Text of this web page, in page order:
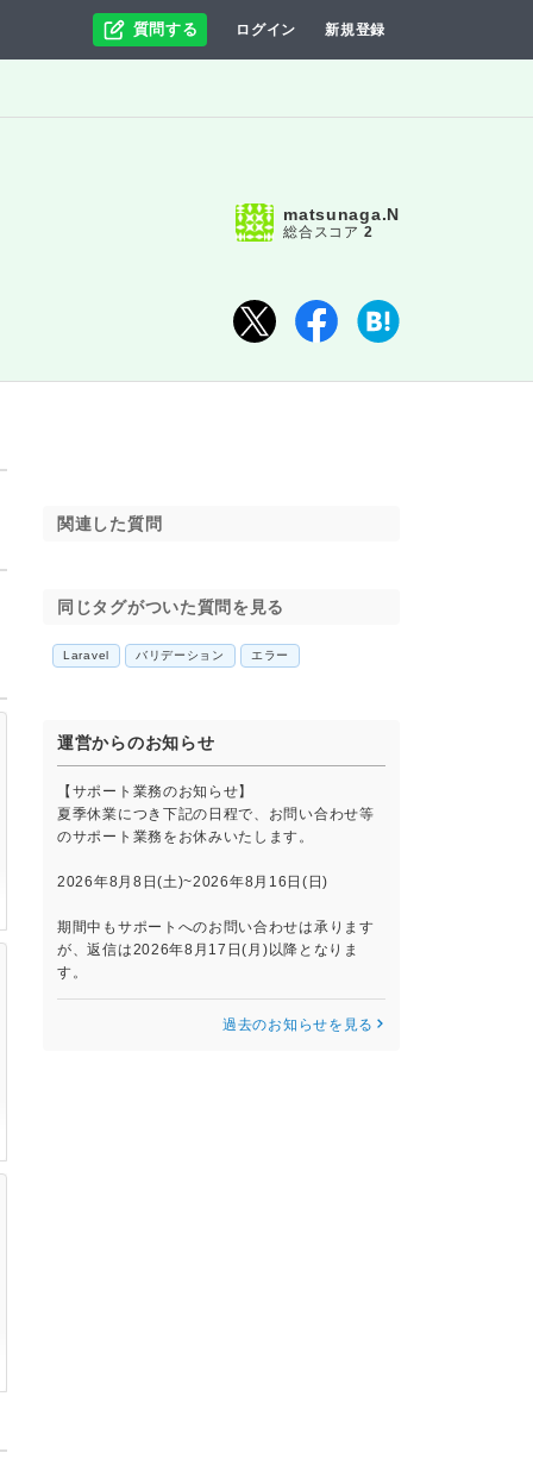
質問する ログイン 新規登録
matsunaga.N
総合スコア 2
関連した質問
同じタグがついた質問を見る
Laravel バリデーション エラー
運営からのお知らせ
【サポート業務のお知らせ】
夏季休業につき下記の日程で、お問い合わせ等
のサポート業務をお休みいたします。
2026年8月8日(土)~2026年8月16日(日)
期間中もサポートへのお問い合わせは承ります
が、返信は2026年8月17日(月)以降となりま
す。
過去のお知らせを見る